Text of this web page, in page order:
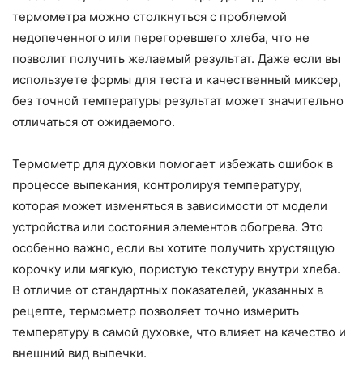
термометра можно столкнуться с проблемой
недопеченного или перегоревшего хлеба, что не
позволит получить желаемый результат. Даже если вы
используете формы для теста и качественный миксер,
без точной температуры результат может значительно
отличаться от ожидаемого.
Термометр для духовки помогает избежать ошибок в
процессе выпекания, контролируя температуру,
которая может изменяться в зависимости от модели
устройства или состояния элементов обогрева. Это
особенно важно, если вы хотите получить хрустящую
корочку или мягкую, пористую текстуру внутри хлеба.
В отличие от стандартных показателей, указанных в
рецепте, термометр позволяет точно измерить
температуру в самой духовке, что влияет на качество и
внешний вид выпечки.